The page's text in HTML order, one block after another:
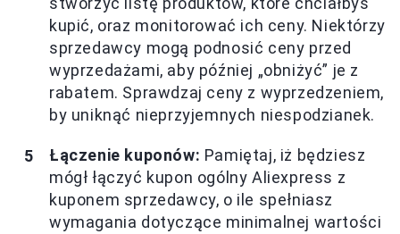
kupić, oraz monitorować ich ceny. Niektórzy
sprzedawcy mogą podnosić ceny przed
wyprzedażami, aby później „obniżyć” je z
rabatem. Sprawdzaj ceny z wyprzedzeniem,
by uniknąć nieprzyjemnych niespodzianek.
Łączenie kuponów: Pamiętaj, iż będziesz
mógł łączyć kupon ogólny Aliexpress z
kuponem sprzedawcy, o ile spełniasz
wymagania dotyczące minimalnej wartości